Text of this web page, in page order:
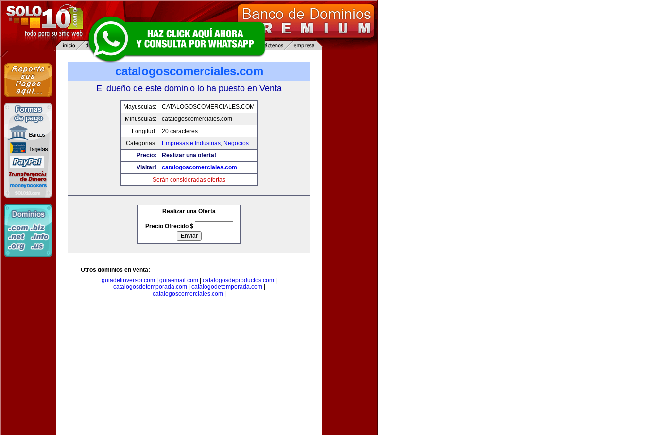
catalogoscomerciales.com
El dueño de este dominio lo ha puesto en Venta
Mayusculas:
CATALOGOSCOMERCIALES.COM
Minusculas:
catalogoscomerciales.com
Longitud:
20 caracteres
Categorias:
Empresas e Industrias, Negocios
Precio:
Realizar una oferta!
Visitar!
catalogoscomerciales.com
Serán consideradas ofertas
Realizar una Oferta
Precio Ofrecido $
Otros dominios en venta:
guiadelinversor.com| guiaemail.com| catalogosdeproductos.com|
catalogosdetemporada.com| catalogodetemporada.com|
catalogoscomerciales.com|